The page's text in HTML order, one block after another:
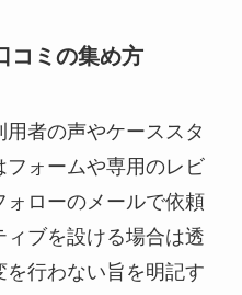
コミの集め方
者の声やケーススタ
ォームや専用のレビ
ォローのメールで依頼
ィブを設ける場合は透
行わない旨を明記す